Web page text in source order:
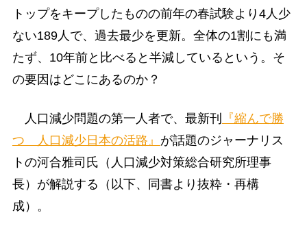
トップをキープしたものの前年の春試験より4人少
ない189人で、過去最少を更新。全体の1割にも満
たず、10年前と比べると半減しているという。そ
の要因はどこにあるのか？
人口減少問題の第一人者で、最新刊
『縮んで勝
つ 人口減少日本の活路』 が話題のジャーナリス
トの河合雅司氏（人口減少対策総合研究所理事
長）が解説する（以下、同書より抜粋・再構
成）。